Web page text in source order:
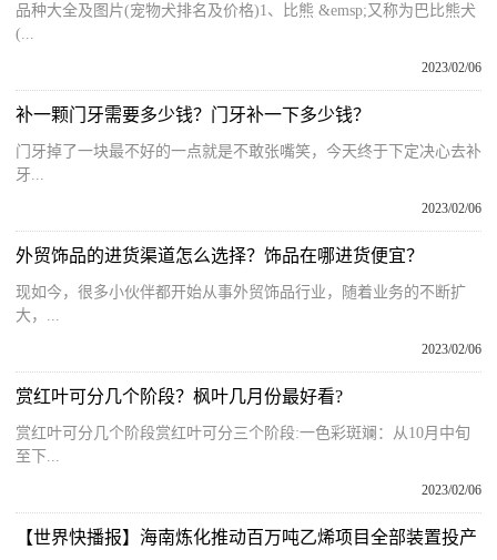
品种大全及图片(宠物犬排名及价格)1、比熊 &emsp;又称为巴比熊犬
(...
2023/02/06
补一颗门牙需要多少钱？门牙补一下多少钱？
门牙掉了一块最不好的一点就是不敢张嘴笑，今天终于下定决心去补
牙...
2023/02/06
外贸饰品的进货渠道怎么选择？饰品在哪进货便宜？
现如今，很多小伙伴都开始从事外贸饰品行业，随着业务的不断扩
大，...
2023/02/06
赏红叶可分几个阶段？枫叶几月份最好看?
赏红叶可分几个阶段赏红叶可分三个阶段:一色彩斑斓：从10月中旬
至下...
2023/02/06
【世界快播报】海南炼化推动百万吨乙烯项目全部装置投产